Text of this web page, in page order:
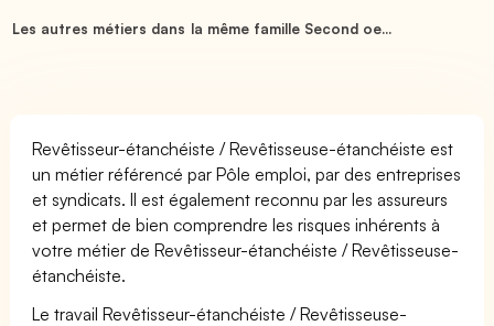
Les autres métiers dans la même famille Second oe...
Revêtisseur-étanchéiste / Revêtisseuse-étanchéiste est
un métier référencé par Pôle emploi, par des entreprises
et syndicats. Il est également reconnu par les assureurs
et permet de bien comprendre les risques inhérents à
votre métier de Revêtisseur-étanchéiste / Revêtisseuse-
étanchéiste.
Le travail Revêtisseur-étanchéiste / Revêtisseuse-